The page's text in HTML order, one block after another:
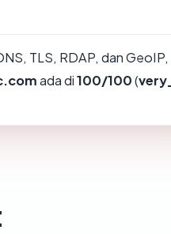
TLS, RDAP, dan
ada di100/100(